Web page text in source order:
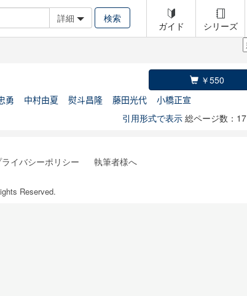
詳細
ガイド シリーズ
￥550
勇 中村由夏 熨斗昌隆 藤田光代 小橋正宣
引用形式で表示 総ページ数：17
ライバシーポリシー 執筆者様へ
Reserved.